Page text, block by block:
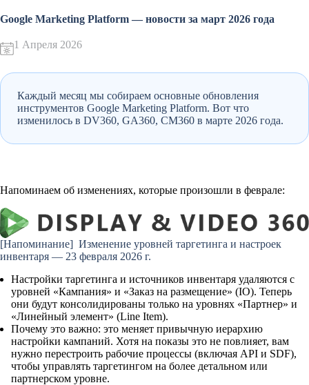
Google Marketing Platform — новости за март 2026 года
1 Апреля 2026
Каждый месяц мы собираем основные обновления
инструментов Google Marketing Platform. Вот что
изменилось в DV360, GA360, CM360 в марте 2026 года.
Напоминаем об изменениях, которые произошли в феврале:
[Напоминание] Изменение уровней таргетинга и настроек
инвентаря — 23 февраля 2026 г.
Настройки таргетинга и источников инвентаря удаляются с
уровней «Кампания» и «Заказ на размещение» (IO). Теперь
они будут консолидированы только на уровнях «Партнер» и
«Линейный элемент» (Line Item).
Почему это важно: это меняет привычную иерархию
настройки кампаний. Хотя на показы это не повлияет, вам
нужно перестроить рабочие процессы (включая API и SDF),
чтобы управлять таргетингом на более детальном или
партнерском уровне.